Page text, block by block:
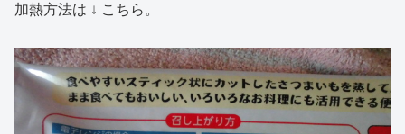
加熱方法は ↓ こちら。